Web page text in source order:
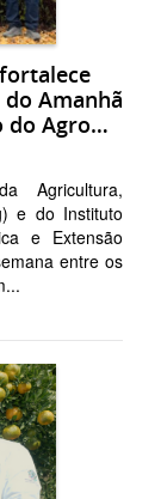
Amanhã
do Agro
Agricultura,
e do Instituto
e Extensão
entre os